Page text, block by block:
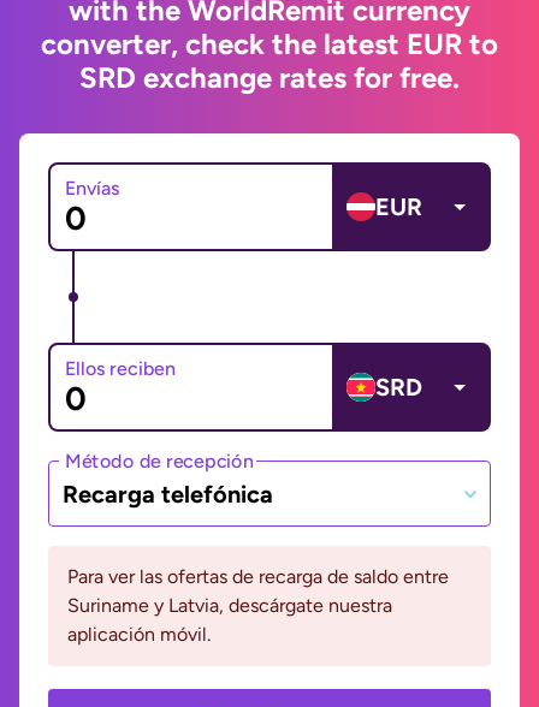
with the WorldRemit currency
converter, check the latest EUR to
SRD exchange rates for free.
Envías
EUR
Ellos reciben
SRD
Método de recepción
Recarga telefónica
Para ver las ofertas de recarga de saldo entre
Suriname y Latvia, descárgate nuestra
aplicación móvil.